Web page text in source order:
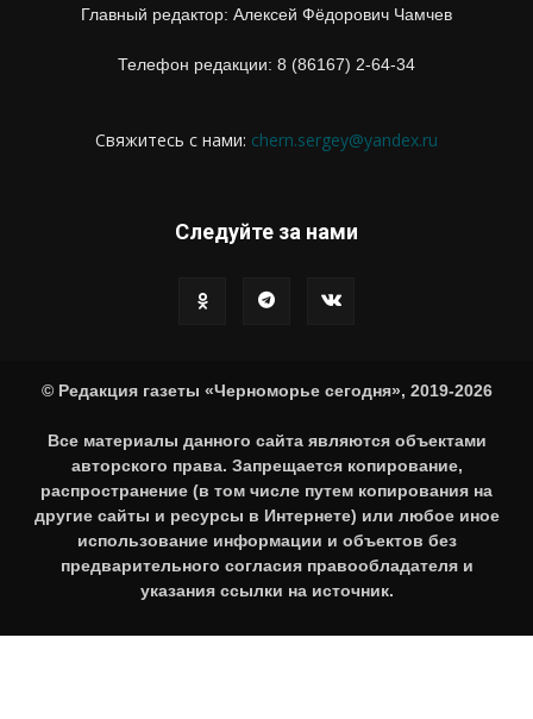
Главный редактор: Алексей Фёдорович Чамчев
Телефон редакции: 8 (86167) 2-64-34
Свяжитесь с нами: chern.sergey@yandex.ru
Следуйте за нами
© Редакция газеты «Черноморье сегодня», 2019-2026
Все материалы данного сайта являются объектами
авторского права. Запрещается копирование,
распространение (в том числе путем копирования на
другие сайты и ресурсы в Интернете) или любое иное
использование информации и объектов без
предварительного согласия правообладателя и
указания ссылки на источник.